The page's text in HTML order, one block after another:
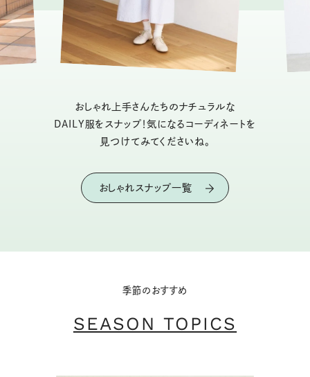
おしゃれ上手さんたちのナチュラルな
DAILY服をスナップ！気になるコーディネートを
見つけてみてくださいね。
おしゃれスナップ一覧
季節のおすすめ
SEASON TOPICS